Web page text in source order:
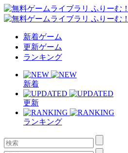
新着ゲーム
更新ゲーム
ランキング
新着
更新
ランキング